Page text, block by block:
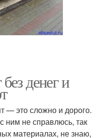
денег и
— это сложно и дорого.
ним не справлюсь, так
материалах, не знаю,